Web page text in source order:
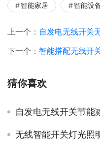
智能家居 智能设
上一个： 自发电无线开关
下一个： 智能搭配无线开
猜你喜欢
自发电无线开关节能
无线智能开关灯光照